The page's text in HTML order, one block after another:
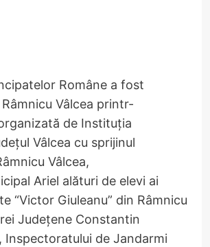
Române a fost
Vâlcea printr-
de Instituția
Vâlcea cu sprijinul
Vâlcea,
Ariel alături de elevi ai
“Victor Giuleanu” din Râmnicu
Județene Constantin
Inspectoratului de Jandarmi